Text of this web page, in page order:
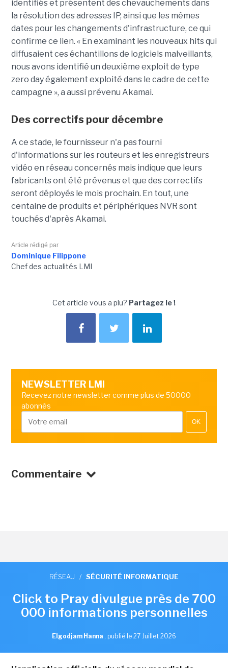
identifiés et présentent des chevauchements dans
la résolution des adresses IP, ainsi que les mêmes
dates pour les changements d'infrastructure, ce qui
confirme ce lien. « En examinant les nouveaux hits qui
diffusaient ces échantillons de logiciels malveillants,
nous avons identifié un deuxième exploit de type
zero day également exploité dans le cadre de cette
campagne », a aussi prévenu Akamai.
Des correctifs pour décembre
A ce stade, le fournisseur n'a pas fourni
d'informations sur les routeurs et les enregistreurs
vidéo en réseau concernés mais indique que leurs
fabricants ont été prévenus et que des correctifs
seront déployés le mois prochain. En tout, une
centaine de produits et périphériques NVR sont
touchés d'après Akamai.
Article rédigé par
Dominique Filippone
Chef des actualités LMI
Cet article vous a plu? Partagez le !
NEWSLETTER LMI
Recevez notre newsletter comme plus de 50000
abonnés
OK
Commentaire
RÉSEAU / SÉCURITÉ INFORMATIQUE
Click to Pray divulgue près de 700
000 informations personnelles
Elgodjam Hanna , publié le 27 Juillet 2026